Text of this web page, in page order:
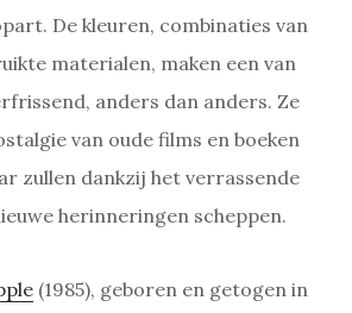
De kleuren, combinaties van
materialen, maken een van
anders dan anders. Ze
van oude films en boeken
zullen dankzij het verrassende
herinneringen scheppen.
(1985), geboren en getogen in